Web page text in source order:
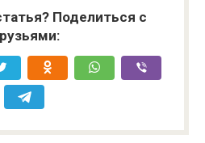
Поделиться с